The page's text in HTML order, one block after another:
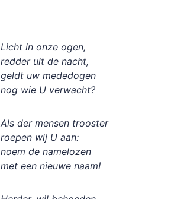
Licht in onze ogen,
redder uit de nacht,
geldt uw mededogen
nog wie U verwacht?
Als der mensen trooster
roepen wij U aan:
noem de namelozen
met een nieuwe naam!